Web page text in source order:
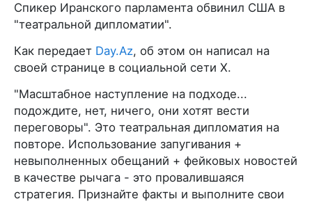
Спикер Иранского парламента обвинил США в
"театральной дипломатии".
Как передает Day.Az, об этом он написал на
своей странице в социальной сети X.
"Масштабное наступление на подходе...
подождите, нет, ничего, они хотят вести
переговоры". Это театральная дипломатия на
повторе. Использование запугивания +
невыполненных обещаний + фейковых новостей
в качестве рычага - это провалившаяся
стратегия. Признайте факты и выполните свои